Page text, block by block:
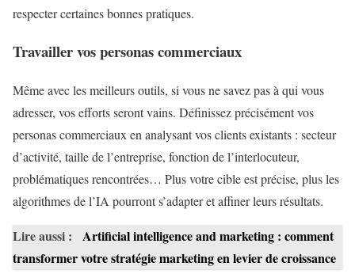
respecter certaines bonnes pratiques.
Travailler vos personas commerciaux
Même avec les meilleurs outils, si vous ne savez pas à qui vous
adresser, vos efforts seront vains. Définissez précisément vos
personas commerciaux en analysant vos clients existants : secteur
d’activité, taille de l’entreprise, fonction de l’interlocuteur,
problématiques rencontrées… Plus votre cible est précise, plus les
algorithmes de l’IA pourront s’adapter et affiner leurs résultats.
Lire aussi :
Artificial intelligence and marketing : comment
transformer votre stratégie marketing en levier de croissance